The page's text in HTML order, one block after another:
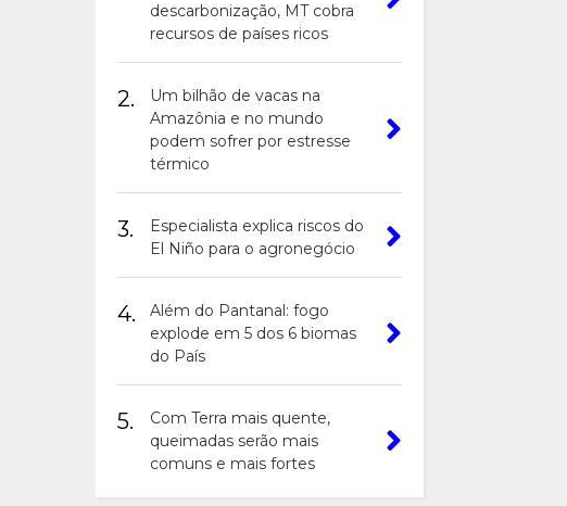
descarbonização, MT cobra
recursos de países ricos
2.
Um bilhão de vacas na
Amazônia e no mundo
podem sofrer por estresse
térmico
3.
Especialista explica riscos do
El Niño para o agronegócio
4.
Além do Pantanal: fogo
explode em 5 dos 6 biomas
do País
5.
Com Terra mais quente,
queimadas serão mais
comuns e mais fortes